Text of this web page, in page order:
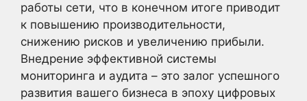
работы сети, что в конечном итоге приводит
к повышению производительности,
снижению рисков и увеличению прибыли.
Внедрение эффективной системы
мониторинга и аудита – это залог успешного
развития вашего бизнеса в эпоху цифровых